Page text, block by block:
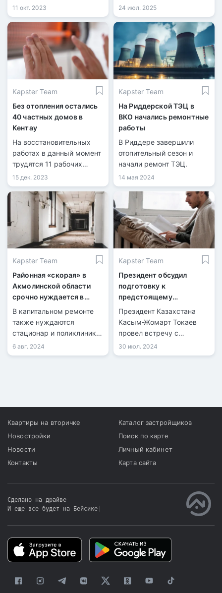
Касымбековым, в
социальной сети, ряд
жилых комплексов в
Астане перейдет с
автономных систем
отопления на
центральное. Изменение
начнет действовать с
начала следующего года.
11 окт. 2023
города вышла на
активную фазу.
24 июл. 2025
Kapster Team
Без отопления остались
40 частных домов в
Кентау
На восстановительных
работах в данный момент
трудятся 11 рабочих
бригад, а также
несколько единиц
спецтехники.
15 дек. 2023
Kapster Team
На Риддерской ТЭЦ в
ВКО начались ремонтные
работы
В Риддере завершили
отопительный сезон и
начали ремонт ТЭЦ.
14 мая 2024
Kapster Team
Районная «скорая» в
Акмолинской области
срочно нуждается в
ремонте
В капитальном ремонте
также нуждаются
стационар и поликлиника
Буландынского района.
6 авг. 2024
Kapster Team
Президент обсудил
подготовку к
предстоящему
отопительному сезону с
министром энергетики
Президент Казахстана
Касым-Жомарт Токаев
провел встречу с
министром энергетики
Алмасадамом
30 июл. 2024
Квартиры на вторичке
Новостройки
Новости
Контакты
Каталог застройщиков
Поиск по карте
Личный кабинет
Карта сайта
Сделано на драйве
И еще все будет на Бейсике